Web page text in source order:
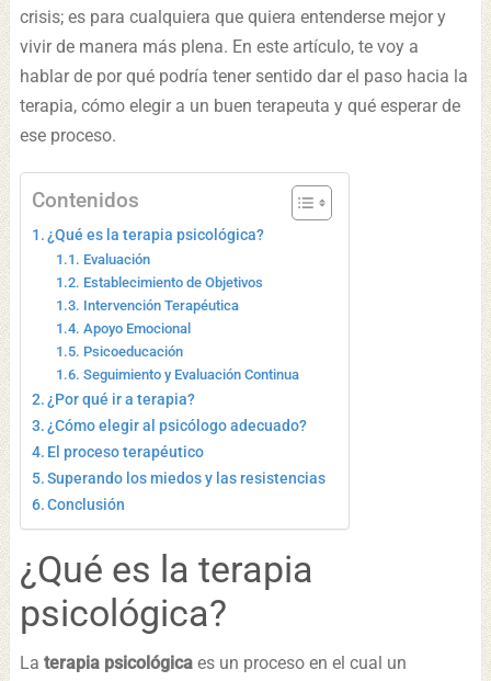
crisis; es para cualquiera que quiera entenderse mejor y
vivir de manera más plena. En este artículo, te voy a
hablar de por qué podría tener sentido dar el paso hacia la
terapia, cómo elegir a un buen terapeuta y qué esperar de
ese proceso.
Contenidos
¿Qué es la terapia psicológica?
Evaluación
Establecimiento de Objetivos
Intervención Terapéutica
Apoyo Emocional
Psicoeducación
Seguimiento y Evaluación Continua
¿Por qué ir a terapia?
¿Cómo elegir al psicólogo adecuado?
El proceso terapéutico
Superando los miedos y las resistencias
Conclusión
¿Qué es la terapia
psicológica?
La terapia psicológicaes un proceso en el cual un